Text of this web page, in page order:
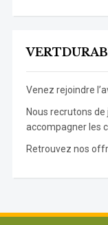
Venez rejoindre
Nous recrutons
accompagner les
Retrouvez nos